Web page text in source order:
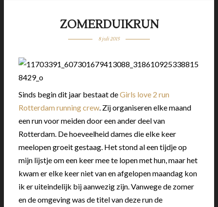
ZOMERDUIKRUN
8 juli 2015
Sinds begin dit jaar bestaat deGirls love 2 run
Rotterdam running crew. Zij organiseren elke maand
een run voor meiden door een ander deel van
Rotterdam. De hoeveelheid dames die elke keer
meelopen groeit gestaag. Het stond al een tijdje op
mijn lijstje om een keer mee te lopen met hun, maar het
kwam er elke keer niet van en afgelopen maandag kon
ik er uiteindelijk bij aanwezig zijn. Vanwege de zomer
en de omgeving was de titel van deze run de